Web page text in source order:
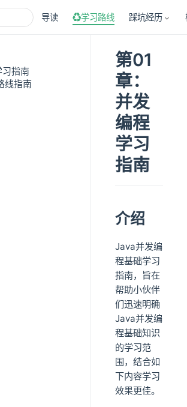
导读 ♻学习路线 踩坑经历
指南
线指南
第01
章：
并发
编程
学习
指南
介绍
Java并发编
程基础学习
指南，旨在
帮助小伙伴
们迅速明确
Java并发编
程基础知识
的学习范
围，结合如
下内容学习
效果更佳。